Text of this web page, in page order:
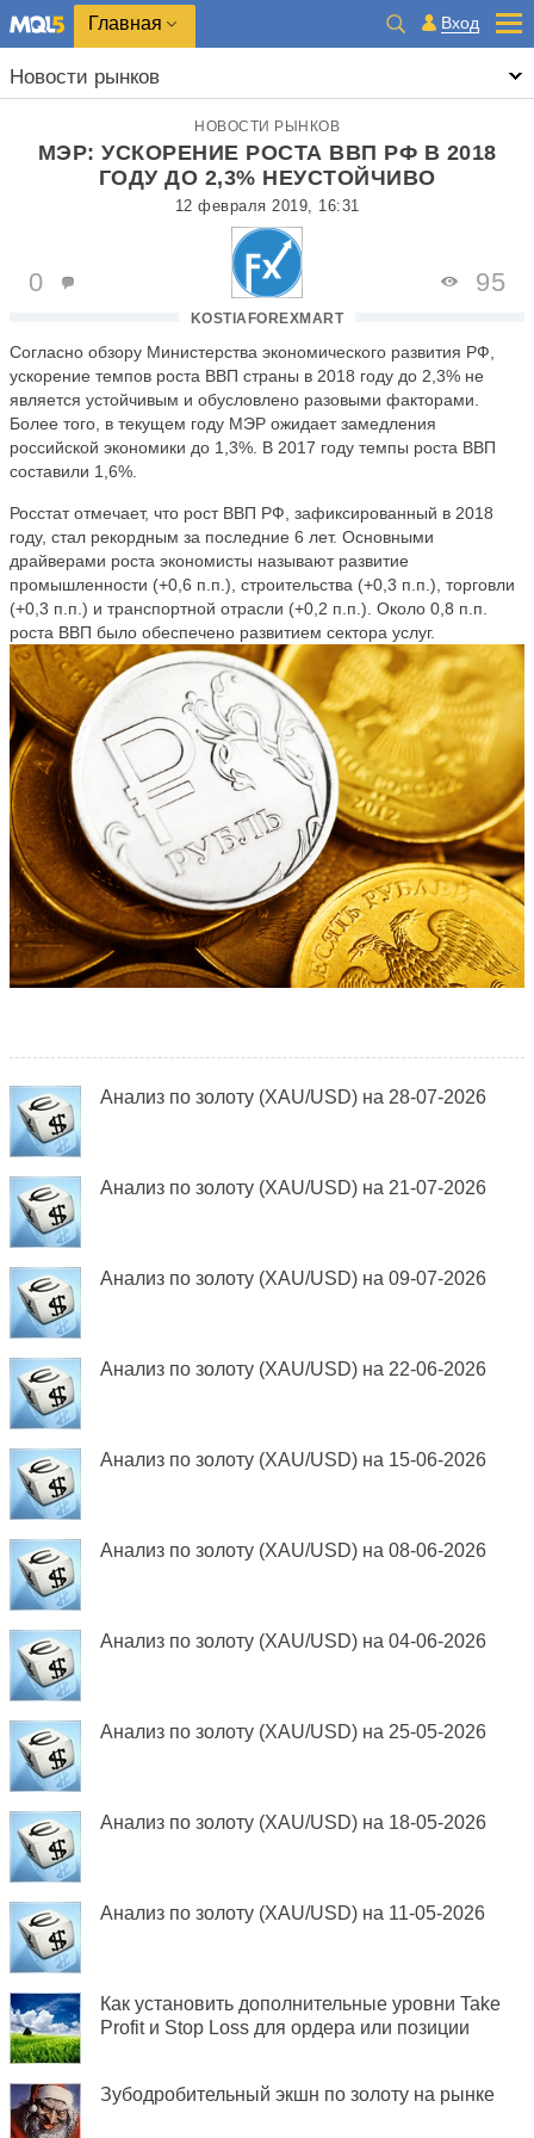
Главная Вход
Новости рынков
НОВОСТИ РЫНКОВ
МЭР: УСКОРЕНИЕ РОСТА ВВП РФ В 2018
ГОДУ ДО 2,3% НЕУСТОЙЧИВО
12 февраля 2019, 16:31
KOSTIAFOREXMART
0 95
Согласно обзору Министерства экономического развития РФ,
ускорение темпов роста ВВП страны в 2018 году до 2,3% не
является устойчивым и обусловлено разовыми факторами.
Более того, в текущем году МЭР ожидает замедления
российской экономики до 1,3%. В 2017 году темпы роста ВВП
составили 1,6%.
Росстат отмечает, что рост ВВП РФ, зафиксированный в 2018
году, стал рекордным за последние 6 лет. Основными
драйверами роста экономисты называют развитие
промышленности (+0,6 п.п.), строительства (+0,3 п.п.), торговли
(+0,3 п.п.) и транспортной отрасли (+0,2 п.п.). Около 0,8 п.п.
роста ВВП было обеспечено развитием сектора услуг.
Анализ по золоту (XAU/USD) на 28-07-2026
Анализ по золоту (XAU/USD) на 21-07-2026
Анализ по золоту (XAU/USD) на 09-07-2026
Анализ по золоту (XAU/USD) на 22-06-2026
Анализ по золоту (XAU/USD) на 15-06-2026
Анализ по золоту (XAU/USD) на 08-06-2026
Анализ по золоту (XAU/USD) на 04-06-2026
Анализ по золоту (XAU/USD) на 25-05-2026
Анализ по золоту (XAU/USD) на 18-05-2026
Анализ по золоту (XAU/USD) на 11-05-2026
Как установить дополнительные уровни Take
Profit и Stop Loss для ордера или позиции
Зубодробительный экшн по золоту на рынке